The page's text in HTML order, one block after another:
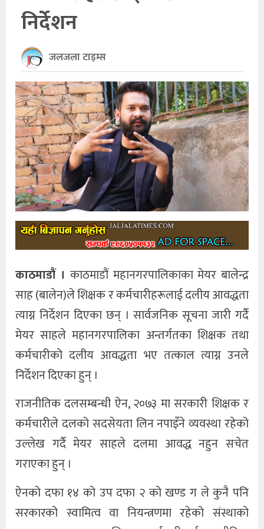
खेलकुद
अन्तर्राष्ट्रिय
थप
निर्देशन
जलजला टाइम्स
काठमाडौं ।काठमाडौं महानगरपालिकाका मेयर बालेन्द्र
साह (बालेन)ले शिक्षक र कर्मचारीहरूलाई दलीय आवद्धता
त्याग्न निर्देशन दिएका छन् । सार्वजनिक सूचना जारी गर्दै
मेयर साहले महानगरपालिका अन्तर्गतका शिक्षक तथा
कर्मचारीको दलीय आवद्धता भए तत्काल त्याग्न उनले
निर्देशन दिएका हुन् ।
राजनीतिक दलसम्बन्धी ऐन, २०७३ मा सरकारी शिक्षक र
कर्मचारीले दलको सदसेयता लिन नपाइँने व्यवस्था रहेको
उल्लेख गर्दै मेयर साहले दलमा आवद्ध नहुन सचेत
गराएका हुन् ।
ऐनको दफा १४ को उप दफा २ को खण्ड ग ले कुनै पनि
सरकारको स्वामित्व वा नियन्त्रणमा रहेको संस्थाको